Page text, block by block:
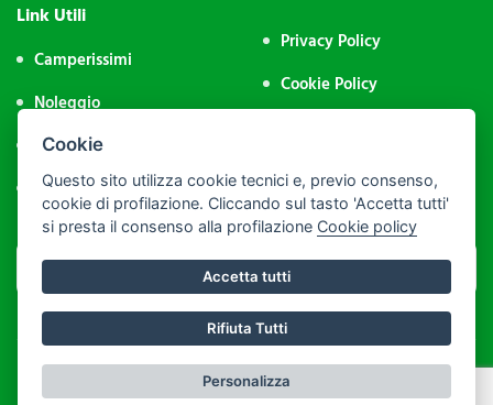
Link Utili
Camperissimi
Noleggio
Aree Sosta
Contatti
Privacy Policy
Cookie Policy
Area Riservata
P.IVA: 09974231004 - PEC: assocamp@legalmail.it - C.F.: 92043500286
Cookie
Questo sito utilizza cookie tecnici e, previo consenso,
cookie di profilazione. Cliccando sul tasto 'Accetta tutti'
si presta il consenso alla profilazione Cookie policy
Accetta tutti
Rifiuta Tutti
Personalizza